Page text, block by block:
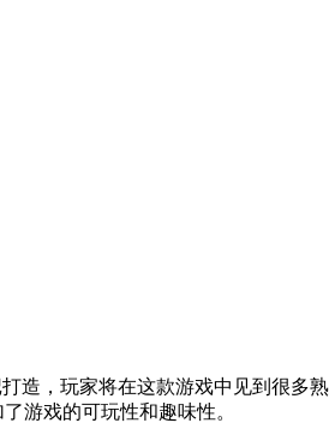
造，玩家将在这款游戏中见到很多
游戏的可玩性和趣味性。